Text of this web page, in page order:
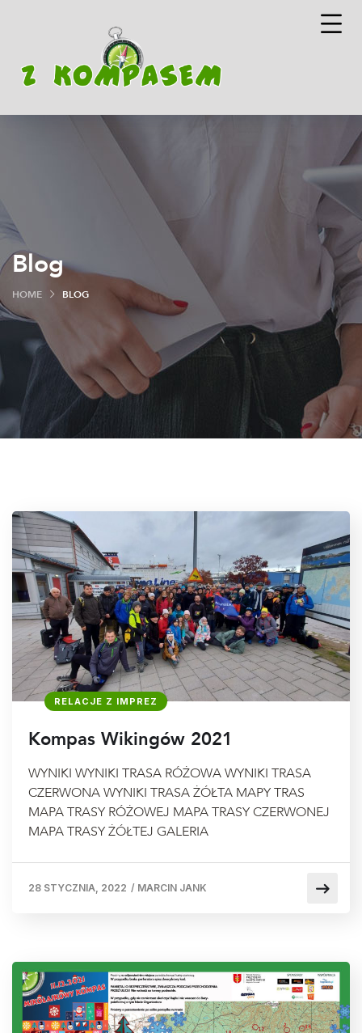
Blog
HOME BLOG
RELACJE Z IMPREZ
Kompas Wikingów 2021
WYNIKI WYNIKI TRASA RÓŻOWA WYNIKI TRASA
CZERWONA WYNIKI TRASA ŻÓŁTA MAPY TRAS
MAPA TRASY RÓŻOWEJ MAPA TRASY CZERWONEJ
MAPA TRASY ŻÓŁTEJ GALERIA
28 STYCZNIA, 2022 / MARCIN JANK